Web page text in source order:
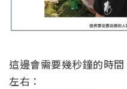
這邊會需要幾秒鐘的時
左右：